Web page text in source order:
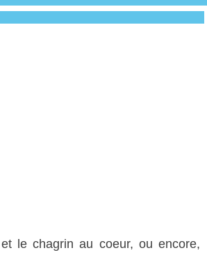
le chagrin au coeur, ou encore,